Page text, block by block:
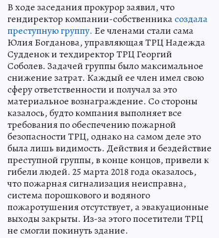
В ходе заседания прокурор заявил, что
гендиректор компании-собственникасоздала
преступную группу. Ее членами стали сама
Юлия Богданова, управляющая ТРЦ Надежда
Судденок и техдиректор ТРЦ Георгий
Соболев. Задачей группы было максимальное
снижение затрат. Каждый ее член имел свою
сферу ответственности и получал за это
материальное вознаграждение. Со стороны
казалось, будто компания выполняет все
требования по обеспечению пожарной
безопасности ТРЦ, однако на самом деле это
была лишь видимость. Действия и бездействие
преступной группы, в конце концов, привели к
гибели людей. 25 марта 2018 года оказалось,
что пожарная сигнализация неисправна,
система порошкового и водяного
пожаротушения отсутствует, а эвакуационные
выходы закрыты. Из-за этого посетители ТРЦ
не смогли покинуть здание.